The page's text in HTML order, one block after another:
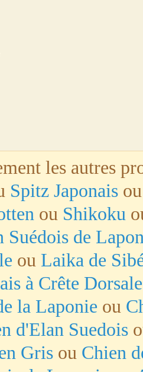
les autres
Spitz Japonais
ou Shikoku
Suédois de
ou Laika de
à Crête Dorsale
la Laponie ou
d'Elan Suedois
Gris ou Chien